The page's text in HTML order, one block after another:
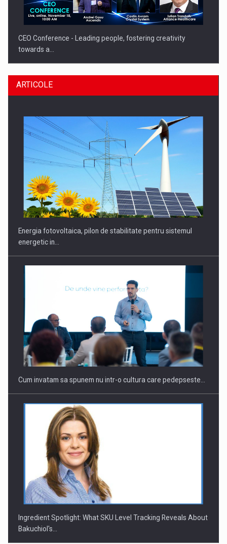
CEO Conference - Leading people, fostering creativity
towards a…
CEO Conference - Shaping The Future - Technology and…
Webinar - Business Evolution-RETHINK STRATEGY-Finantare
Investitii Digitalizare
ARTICOLE
Energia fotovoltaica, pilon de stabilitate pentru sistemul
energetic in…
Cum invatam sa spunem nu intr-o cultura care pedepseste…
Ingredient Spotlight: What SKU Level Tracking Reveals About
Bakuchiol's…